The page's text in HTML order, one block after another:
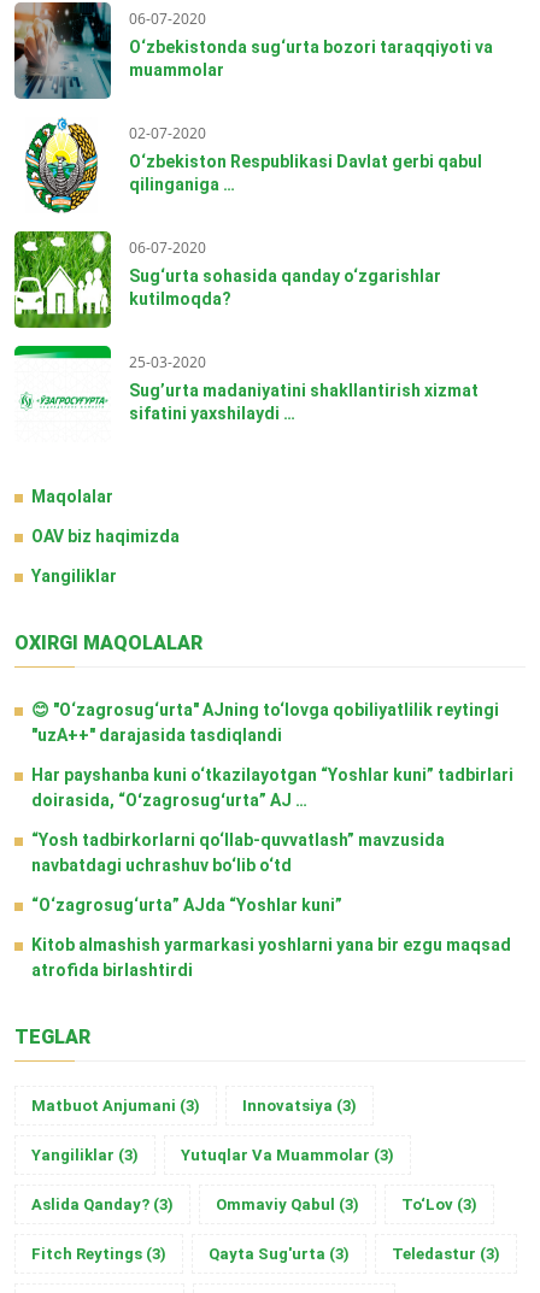
06-07-2020
O‘zbekistonda sug‘urta bozori taraqqiyoti va
muammolar
02-07-2020
O‘zbekiston Respublikasi Davlat gerbi qabul
qilinganiga …
06-07-2020
Sug‘urta sohasida qanday o‘zgarishlar
kutilmoqda?
25-03-2020
Sug’urta madaniyatini shakllantirish xizmat
sifatini yaxshilaydi …
Maqolalar
OAV biz haqimizda
Yangiliklar
OXIRGI MAQOLALAR
😊 "O‘zagrosug‘urta" AJning to‘lovga qobiliyatlilik reytingi
"uzA++" darajasida tasdiqlandi
Har payshanba kuni o‘tkazilayotgan “Yoshlar kuni” tadbirlari
doirasida, “Oʻzagrosugʻurta” AJ …
“Yosh tadbirkorlarni qo‘llab-quvvatlash” mavzusida
navbatdagi uchrashuv bo‘lib o‘td
“O‘zagrosug‘urta” AJda “Yoshlar kuni”
Kitob almashish yarmarkasi yoshlarni yana bir ezgu maqsad
atrofida birlashtirdi
TEGLAR
Matbuot Anjumani (3) Innovatsiya (3)
Yangiliklar (3) Yutuqlar Va Muammolar (3)
Aslida Qanday? (3) Ommaviy Qabul (3) To‘Lov (3)
Fitch Reytings (3) Qayta Sug'urta (3) Teledastur (3)